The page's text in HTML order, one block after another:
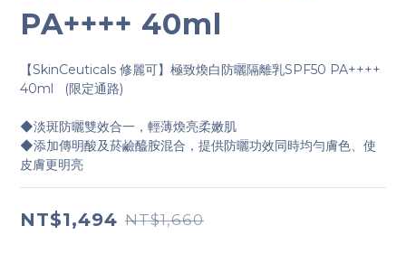
PA++++ 40ml
【SkinCeuticals 修麗可】極致煥白防曬隔離乳SPF50 PA++++
40ml   (限定通路)
◆淡斑防曬雙效合一，輕薄煥亮柔嫩肌
◆添加傳明酸及菸鹼醯胺混合，提供防曬功效同時均勻膚色、使
皮膚更明亮
NT$1,494 NT$1,660